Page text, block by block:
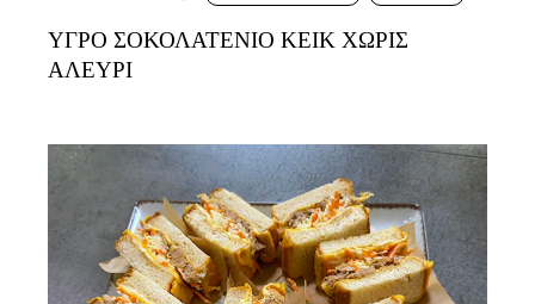
ΥΓΡΟ ΣΟΚΟΛΑΤΕΝΙΟ ΚΕΙΚ ΧΩΡΙΣ
ΑΛΕΥΡΙ